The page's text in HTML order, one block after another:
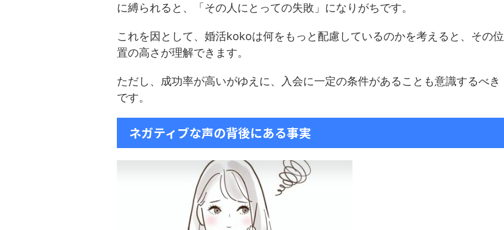
に縛られると、「その人にとっての失敗」になりがちです。
これを因として、婚活kokoは何をもっと配慮しているのかを考えると、その位
置の高さが理解できます。
ただし、成功率が高いがゆえに、入会に一定の条件があることも意識するべき
です。
ネガティブな声の背後にある事実